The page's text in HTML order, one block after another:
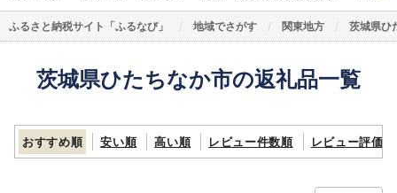
ふるさと納税サイト「ふるなび」 地域でさがす 関東地方 茨城県ひ
茨城県ひたちなか市の返礼品一覧
おすすめ順 安い順 高い順 レビュー件数順 レビュー評価順